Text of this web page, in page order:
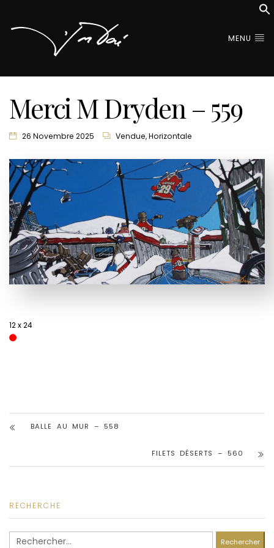
MENU
Merci M Dryden – 559
26 Novembre 2025 Vendue,Horizontale
12 x 24
BALLE AU MUR – 558
FILETS DÉSERTS – 560
RECHERCHE
Rechercher :